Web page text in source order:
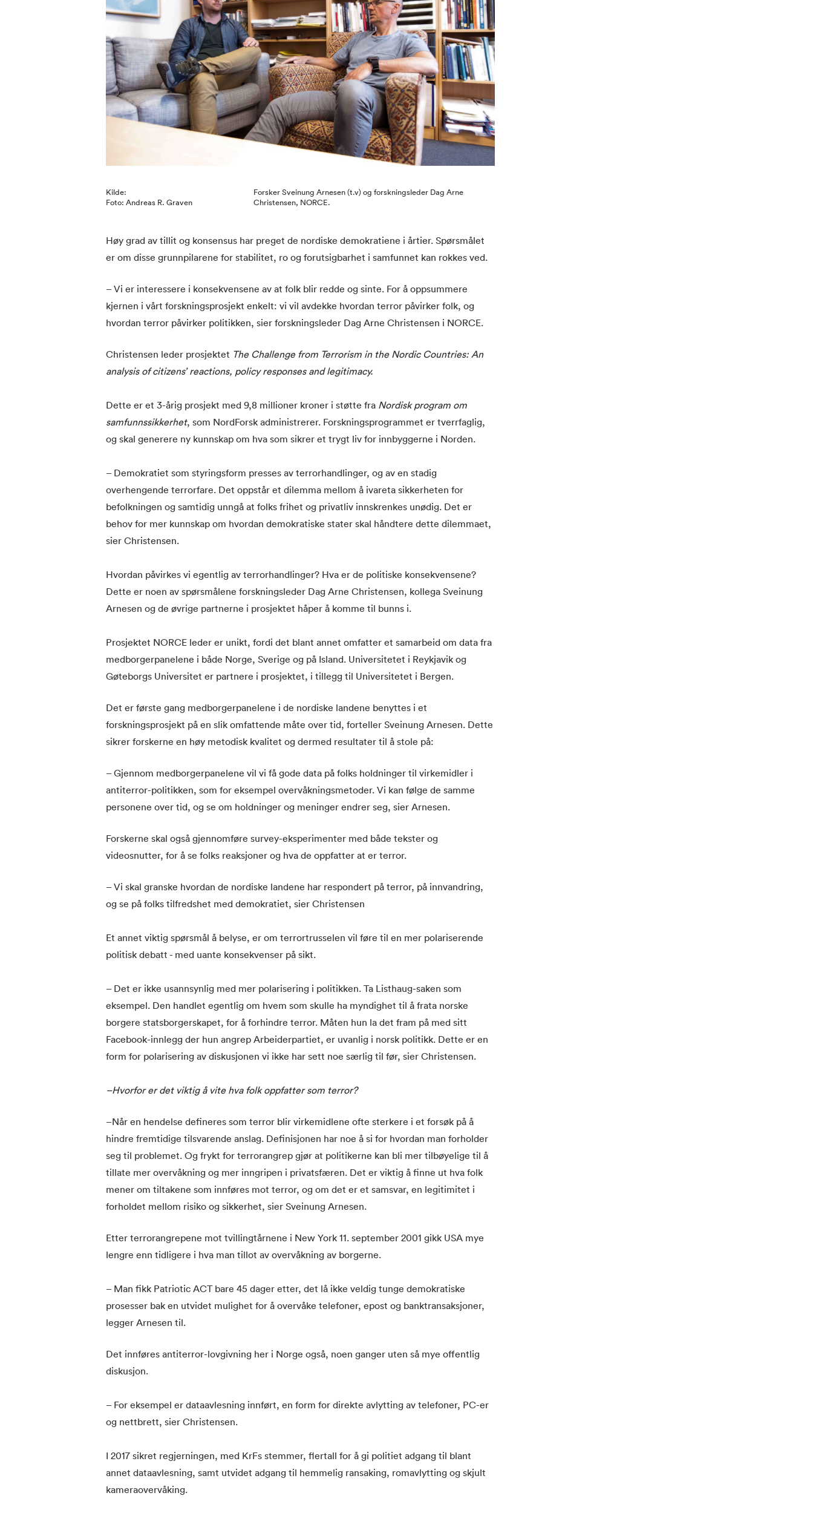
Kilde:
Foto: Andreas R. Graven
Forsker Sveinung Arnesen (t.v) og forskningsleder Dag Arne
Christensen, NORCE.
Høy grad av tillit og konsensus har preget de nordiske demokratiene i årtier. Spørsmålet
er om disse grunnpilarene for stabilitet, ro og forutsigbarhet i samfunnet kan rokkes ved.
– Vi er interessere i konsekvensene av at folk blir redde og sinte. For å oppsummere
kjernen i vårt forskningsprosjekt enkelt: vi vil avdekke hvordan terror påvirker folk, og
hvordan terror påvirker politikken, sier forskningsleder Dag Arne Christensen i NORCE.
Christensen leder prosjektet The Challenge from Terrorism in the Nordic Countries: An
analysis of citizens’ reactions, policy responses and legitimacy.
Dette er et 3-årig prosjekt med 9,8 millioner kroner i støtte fra Nordisk program om
samfunnssikkerhet, som NordForsk administrerer. Forskningsprogrammet er tverrfaglig,
og skal generere ny kunnskap om hva som sikrer et trygt liv for innbyggerne i Norden.
– Demokratiet som styringsform presses av terrorhandlinger, og av en stadig
overhengende terrorfare. Det oppstår et dilemma mellom å ivareta sikkerheten for
befolkningen og samtidig unngå at folks frihet og privatliv innskrenkes unødig. Det er
behov for mer kunnskap om hvordan demokratiske stater skal håndtere dette dilemmaet,
sier Christensen.
Hvordan påvirkes vi egentlig av terrorhandlinger? Hva er de politiske konsekvensene?
Dette er noen av spørsmålene forskningsleder Dag Arne Christensen, kollega Sveinung
Arnesen og de øvrige partnerne i prosjektet håper å komme til bunns i.
Prosjektet NORCE leder er unikt, fordi det blant annet omfatter et samarbeid om data fra
medborgerpanelene i både Norge, Sverige og på Island. Universitetet i Reykjavik og
Gøteborgs Universitet er partnere i prosjektet, i tillegg til Universitetet i Bergen.
Det er første gang medborgerpanelene i de nordiske landene benyttes i et
forskningsprosjekt på en slik omfattende måte over tid, forteller Sveinung Arnesen. Dette
sikrer forskerne en høy metodisk kvalitet og dermed resultater til å stole på:
– Gjennom medborgerpanelene vil vi få gode data på folks holdninger til virkemidler i
antiterror-politikken, som for eksempel overvåkningsmetoder. Vi kan følge de samme
personene over tid, og se om holdninger og meninger endrer seg, sier Arnesen.
Forskerne skal også gjennomføre survey-eksperimenter med både tekster og
videosnutter, for å se folks reaksjoner og hva de oppfatter at er terror.
– Vi skal granske hvordan de nordiske landene har respondert på terror, på innvandring,
og se på folks tilfredshet med demokratiet, sier Christensen
Et annet viktig spørsmål å belyse, er om terrortrusselen vil føre til en mer polariserende
politisk debatt - med uante konsekvenser på sikt.
– Det er ikke usannsynlig med mer polarisering i politikken. Ta Listhaug-saken som
eksempel. Den handlet egentlig om hvem som skulle ha myndighet til å frata norske
borgere statsborgerskapet, for å forhindre terror. Måten hun la det fram på med sitt
Facebook-innlegg der hun angrep Arbeiderpartiet, er uvanlig i norsk politikk. Dette er en
form for polarisering av diskusjonen vi ikke har sett noe særlig til før, sier Christensen.
–Hvorfor er det viktig å vite hva folk oppfatter som terror?
–Når en hendelse defineres som terror blir virkemidlene ofte sterkere i et forsøk på å
hindre fremtidige tilsvarende anslag. Definisjonen har noe å si for hvordan man forholder
seg til problemet. Og frykt for terrorangrep gjør at politikerne kan bli mer tilbøyelige til å
tillate mer overvåkning og mer inngripen i privatsfæren. Det er viktig å finne ut hva folk
mener om tiltakene som innføres mot terror, og om det er et samsvar, en legitimitet i
forholdet mellom risiko og sikkerhet, sier Sveinung Arnesen.
Etter terrorangrepene mot tvillingtårnene i New York 11. september 2001 gikk USA mye
lengre enn tidligere i hva man tillot av overvåkning av borgerne.
– Man fikk Patriotic ACT bare 45 dager etter, det lå ikke veldig tunge demokratiske
prosesser bak en utvidet mulighet for å overvåke telefoner, epost og banktransaksjoner,
legger Arnesen til.
Det innføres antiterror-lovgivning her i Norge også, noen ganger uten så mye offentlig
diskusjon.
– For eksempel er dataavlesning innført, en form for direkte avlytting av telefoner, PC-er
og nettbrett, sier Christensen.
I 2017 sikret regjerningen, med KrFs stemmer, flertall for å gi politiet adgang til blant
annet dataavlesning, samt utvidet adgang til hemmelig ransaking, romavlytting og skjult
kameraovervåking.